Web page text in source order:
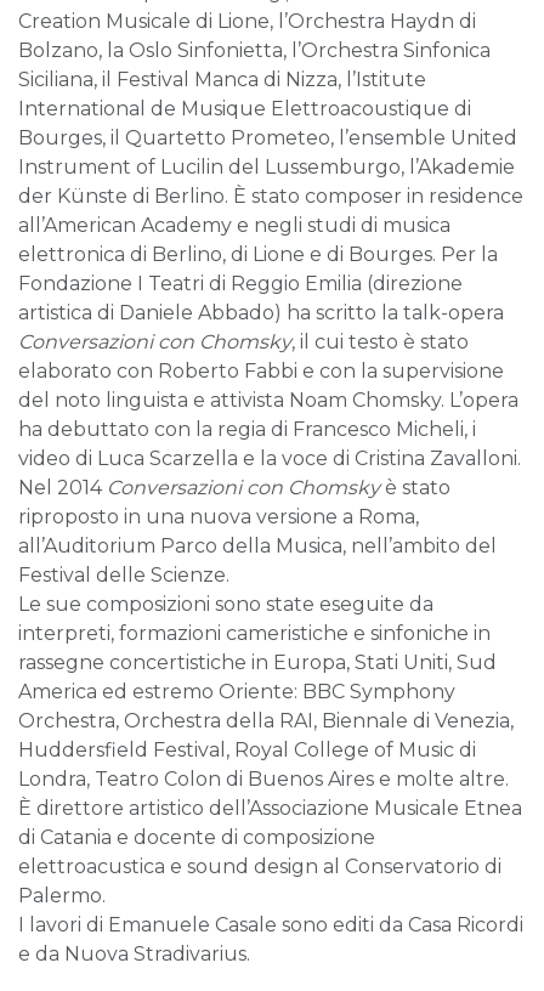
Creation Musicale di Lione, l’Orchestra Haydn di
Bolzano, la Oslo Sinfonietta, l’Orchestra Sinfonica
Siciliana, il Festival Manca di Nizza, l’Istitute
International de Musique Elettroacoustique di
Bourges, il Quartetto Prometeo, l’ensemble United
Instrument of Lucilin del Lussemburgo, l’Akademie
der Künste di Berlino. È stato composer in residence
all’American Academy e negli studi di musica
elettronica di Berlino, di Lione e di Bourges. Per la
Fondazione I Teatri di Reggio Emilia (direzione
artistica di Daniele Abbado) ha scritto la talk-opera
Conversazioni con Chomsky, il cui testo è stato
elaborato con Roberto Fabbi e con la supervisione
del noto linguista e attivista Noam Chomsky. L’opera
ha debuttato con la regia di Francesco Micheli, i
video di Luca Scarzella e la voce di Cristina Zavalloni.
Nel 2014 Conversazioni con Chomskyè stato
riproposto in una nuova versione a Roma,
all’Auditorium Parco della Musica, nell’ambito del
Festival delle Scienze.
Le sue composizioni sono state eseguite da
interpreti, formazioni cameristiche e sinfoniche in
rassegne concertistiche in Europa, Stati Uniti, Sud
America ed estremo Oriente: BBC Symphony
Orchestra, Orchestra della RAI, Biennale di Venezia,
Huddersfield Festival, Royal College of Music di
Londra, Teatro Colon di Buenos Aires e molte altre.
È direttore artistico dell’Associazione Musicale Etnea
di Catania e docente di composizione
elettroacustica e sound design al Conservatorio di
Palermo.
I lavori di Emanuele Casale sono editi da Casa Ricordi
e da Nuova Stradivarius.